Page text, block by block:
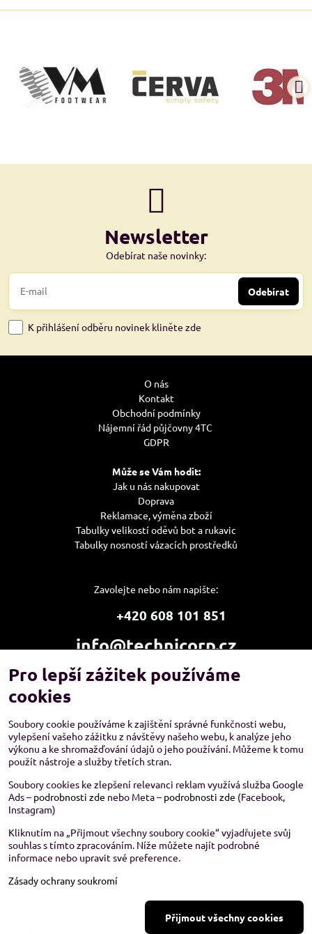
Newsletter
Odebírat naše novinky:
Odebírat
K přihlášení odběru novinek kliněte zde
O nás
Kontakt
Obchodní podmínky
Nájemní řád půjčovny 4TC
GDPR
Může se Vám hodit:
Jak u nás nakupovat
Doprava
Reklamace, výměna zboží
Tabulky velikostí oděvů bot a rukavic
Tabulky nosností vázacích prostředků
Zavolejte nebo nám napište:
+420 608 101 851
info@technicorp.cz
Showroom a výdejní místo:
TECHNICORP ESHOP s.r.o.
143 00 Praha 4 – Modřany
Copyright
Zásady ochrany soukromí Stav objednávky
Pro lepší zážitek používáme
cookies
Soubory cookie používáme k zajištění správné funkčnosti webu,
vylepšení vašeho zážitku z návštěvy našeho webu, k analýze jeho
výkonu a ke shromažďování údajů o jeho používání. Můžeme k tomu
použít nástroje a služby třetích stran.
Soubory cookies ke zlepšení relevanci reklam využívá služba Google
Ads – podrobnosti zde nebo Meta – podrobnosti zde (Facebook,
Instagram)
Kliknutím na „Přijmout všechny soubory cookie“ vyjadřujete svůj
souhlas s tímto zpracováním. Níže můžete najít podrobné
informace nebo upravit své preference.
Zásady ochrany soukromí
Přijmout všechny cookies